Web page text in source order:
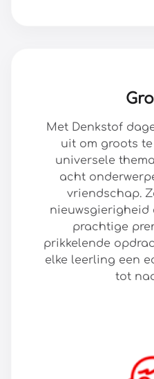
Met Denkstof
uit om groots
universele
acht
vriendschap.
nieuwsgierigheid
prachtige
prikkelende
elke leerling een
tot